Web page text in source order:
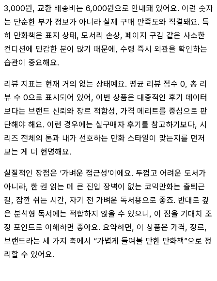
3,000원, 교환 배송비는 6,000원으로 안내돼 있어요. 이런 숫자
는 단순한 부가 정보가 아니라 실제 구매 만족도와 직결돼요. 특
히 만화책은 표지 상태, 모서리 손상, 페이지 구김 같은 사소한
컨디션에 민감한 분이 많기 때문에, 수령 즉시 외관을 확인하는
습관이 중요해요.
리뷰 지표는 현재 거의 없는 상태예요. 평균 리뷰 점수 0, 총 리
뷰 수 0으로 표시되어 있어, 이번 상품은 대중적인 후기 데이터
보다는 브랜드 신뢰와 장르 적합성, 가격 메리트를 중심으로 판
단해야 해요. 이런 경우에는 실구매자 후기를 참고하기보다, 시
리즈 전체의 톤과 내가 선호하는 만화 스타일이 맞는지를 먼저
보는 게 더 현명해요.
실질적인 장점은 ‘가벼운 접근성’이에요. 두껍고 어려운 도서가
아니라, 한 권 읽는 데 큰 진입 장벽이 없는 코믹만화는 출퇴근
길, 잠깐 쉬는 시간, 자기 전 가벼운 독서용으로 좋죠. 반대로 깊
은 분석형 독서에는 적합하지 않을 수 있으니, 이 점을 기대치 조
정 포인트로 이해하면 좋아요. 요약하면, 이 상품은 가격, 장르,
브랜드라는 세 가지 축에서 “가볍게 들여볼 만한 만화책”으로 정
리할 수 있어요.